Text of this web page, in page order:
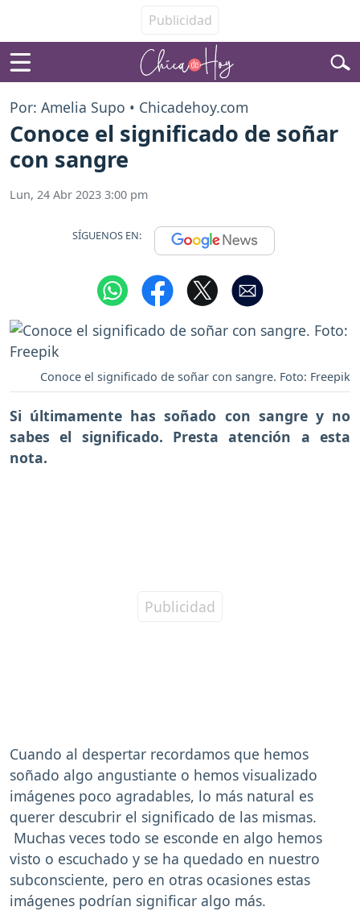
Por: Amelia Supo • Chicadehoy.com
Conoce el significado de soñar
con sangre
Lun, 24 Abr 2023 3:00 pm
SÍGUENOS EN:
Conoce el significado de soñar con sangre. Foto: Freepik
Si últimamente has soñado con sangre y no
sabes el significado. Presta atención a esta
nota.
Cuando al despertar recordamos que hemos
soñado algo angustiante o hemos visualizado
imágenes poco agradables, lo más natural es
querer descubrir el significado de las mismas.
Muchas veces todo se esconde en algo hemos
visto o escuchado y se ha quedado en nuestro
subconsciente, pero en otras ocasiones estas
imágenes podrían significar algo más.